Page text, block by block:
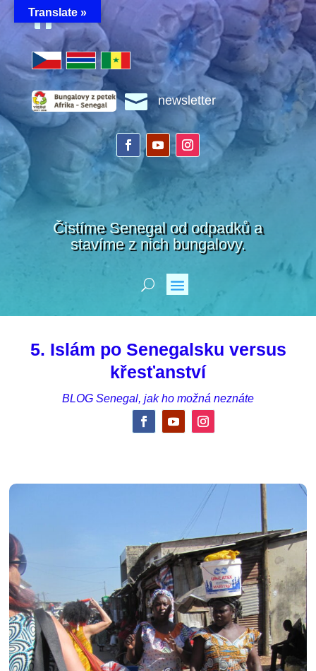

 newsletter
Čistíme Senegal od odpadků a
stavíme z nich bungalovy.
5. Islám po Senegalsku versus
křesťanství
BLOG Senegal, jak ho možná neznáte
Translate »